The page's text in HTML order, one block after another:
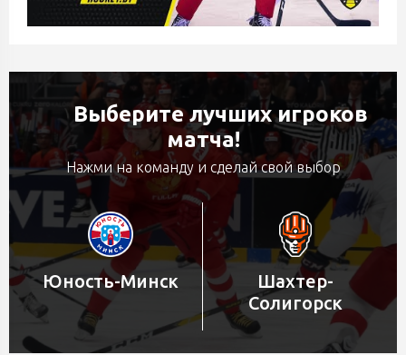
Выберите лучших игроков
матча!
Нажми на команду и сделай свой выбор
Юность-Минск
Шахтер-
Солигорск